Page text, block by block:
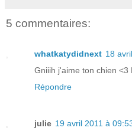
5 commentaires:
whatkatydidnext 18
Gniiih j'aime ton chien
Répondre
julie 19 avril 2011 à